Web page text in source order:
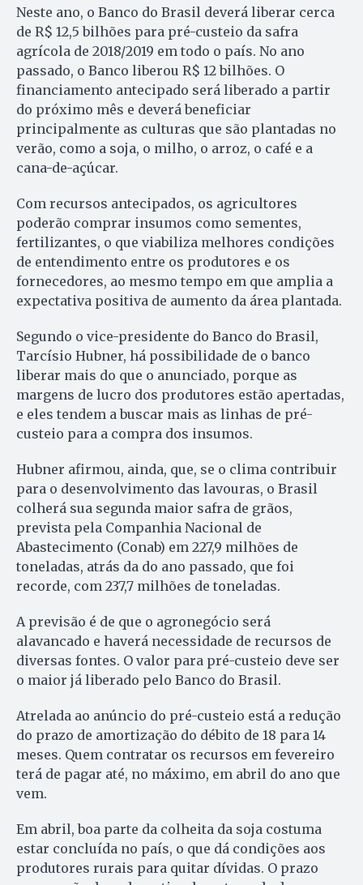
Neste ano, o Banco do Brasil deverá liberar cerca
de R$ 12,5 bilhões para pré-custeio da safra
agrícola de 2018/2019 em todo o país. No ano
passado, o Banco liberou R$ 12 bilhões. O
financiamento antecipado será liberado a partir
do próximo mês e deverá beneficiar
principalmente as culturas que são plantadas no
verão, como a soja, o milho, o arroz, o café e a
cana-de-açúcar.
Com recursos antecipados, os agricultores
poderão comprar insumos como sementes,
fertilizantes, o que viabiliza melhores condições
de entendimento entre os produtores e os
fornecedores, ao mesmo tempo em que amplia a
expectativa positiva de aumento da área plantada.
Segundo o vice-presidente do Banco do Brasil,
Tarcísio Hubner, há possibilidade de o banco
liberar mais do que o anunciado, porque as
margens de lucro dos produtores estão apertadas,
e eles tendem a buscar mais as linhas de pré-
custeio para a compra dos insumos.
Hubner afirmou, ainda, que, se o clima contribuir
para o desenvolvimento das lavouras, o Brasil
colherá sua segunda maior safra de grãos,
prevista pela Companhia Nacional de
Abastecimento (Conab) em 227,9 milhões de
toneladas, atrás da do ano passado, que foi
recorde, com 237,7 milhões de toneladas.
A previsão é de que o agronegócio será
alavancado e haverá necessidade de recursos de
diversas fontes. O valor para pré-custeio deve ser
o maior já liberado pelo Banco do Brasil.
Atrelada ao anúncio do pré-custeio está a redução
do prazo de amortização do débito de 18 para 14
meses. Quem contratar os recursos em fevereiro
terá de pagar até, no máximo, em abril do ano que
vem.
Em abril, boa parte da colheita da soja costuma
estar concluída no país, o que dá condições aos
produtores rurais para quitar dívidas. O prazo